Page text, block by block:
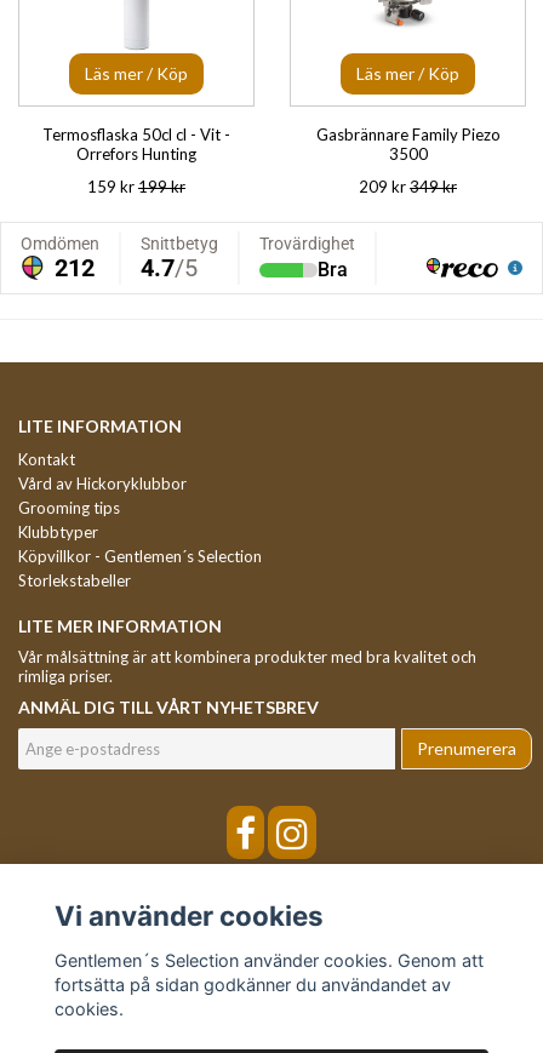
Läs mer / Köp
Termosflaska 50cl cl - Vit -
Orrefors Hunting
159 kr199 kr
Läs mer / Köp
Gasbrännare Family Piezo
3500
209 kr349 kr
LITE INFORMATION
Kontakt
Vård av Hickoryklubbor
Grooming tips
Klubbtyper
Köpvillkor - Gentlemen´s Selection
Storlekstabeller
LITE MER INFORMATION
Vår målsättning är att kombinera produkter med bra kvalitet och
rimliga priser.
ANMÄL DIG TILL VÅRT NYHETSBREV
Prenumerera
Vi använder cookies
Gentlemen´s Selection använder cookies. Genom att
fortsätta på sidan godkänner du användandet av
cookies.